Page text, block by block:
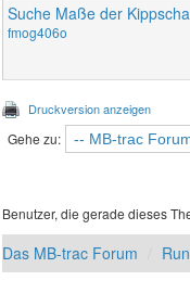
Suche Maße der
fmog406o
Druckversion anzeigen
Gehe zu:
Benutzer, die gerade dieses
Das MB-trac Forum